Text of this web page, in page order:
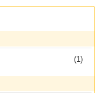
(1)